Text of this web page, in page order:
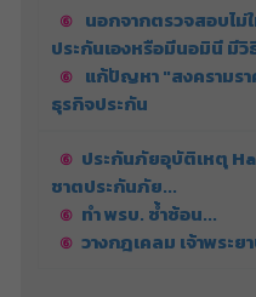
นอกจากตรวจสอบไม่
ประกันเองหรือมีนอมินี มี
แก้ปัญหา "สงครามร
ธุรกิจประกัน
ประกันภัยอุบัติเหตุ
ชาตประกันภัย...
ทำ พรบ. ซ้ำซ้อน...
วางกฎเคลม เจ้าพระย